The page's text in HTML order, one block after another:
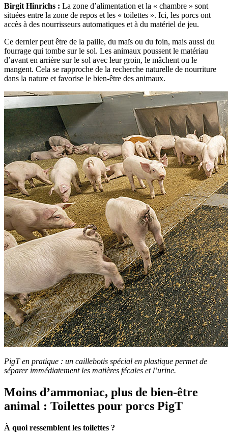
Birgit Hinrichs : La zone d’alimentation et la « chambre » sont
situées entre la zone de repos et les « toilettes ». Ici, les porcs ont
accès à des nourrisseurs automatiques et à du matériel de jeu.
Ce dernier peut être de la paille, du maïs ou du foin, mais aussi du
fourrage qui tombe sur le sol. Les animaux poussent le matériau
d’avant en arrière sur le sol avec leur groin, le mâchent ou le
mangent. Cela se rapproche de la recherche naturelle de nourriture
dans la nature et favorise le bien-être des animaux.
PigT en pratique : un caillebotis spécial en plastique permet de
séparer immédiatement les matières fécales et l’urine.
Moins d’ammoniac, plus de bien-être
animal : Toilettes pour porcs PigT
À quoi ressemblent les toilettes ?